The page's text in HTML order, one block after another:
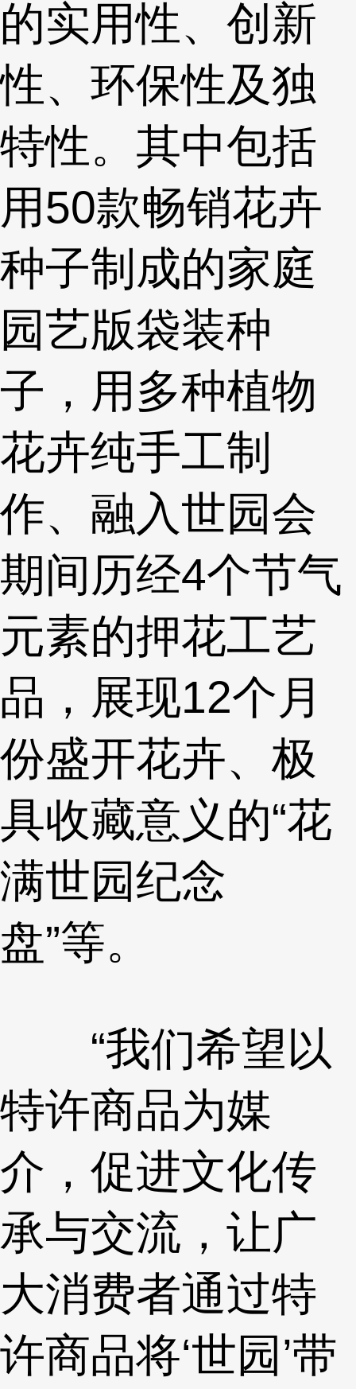
的实用性、创新
性、环保性及独
特性。其中包括
用50款畅销花卉
种子制成的家庭
园艺版袋装种
子，用多种植物
花卉纯手工制
作、融入世园会
期间历经4个节气
元素的押花工艺
品，展现12个月
份盛开花卉、极
具收藏意义的“花
满世园纪念
盘”等。
“我们希望以
特许商品为媒
介，促进文化传
承与交流，让广
大消费者通过特
许商品将‘世园’带